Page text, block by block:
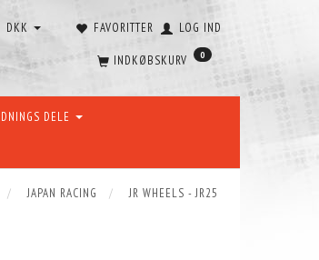
FAVORITTER LOG IND
DKK
INDKØBSKURV 0
DELE
JAPAN RACING
JR WHEELS - JR25